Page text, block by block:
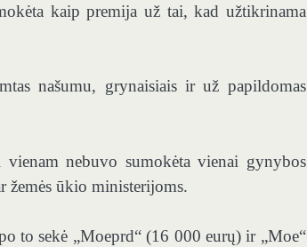
kaip premija už tai, kad užtikrinama
našumu, grynaisiais ir už papildomas
nebuvo sumokėta vienai gynybos
žemės ūkio ministerijoms.
to sekė „Moeprd“ (16 000 eurų) ir „Moe“